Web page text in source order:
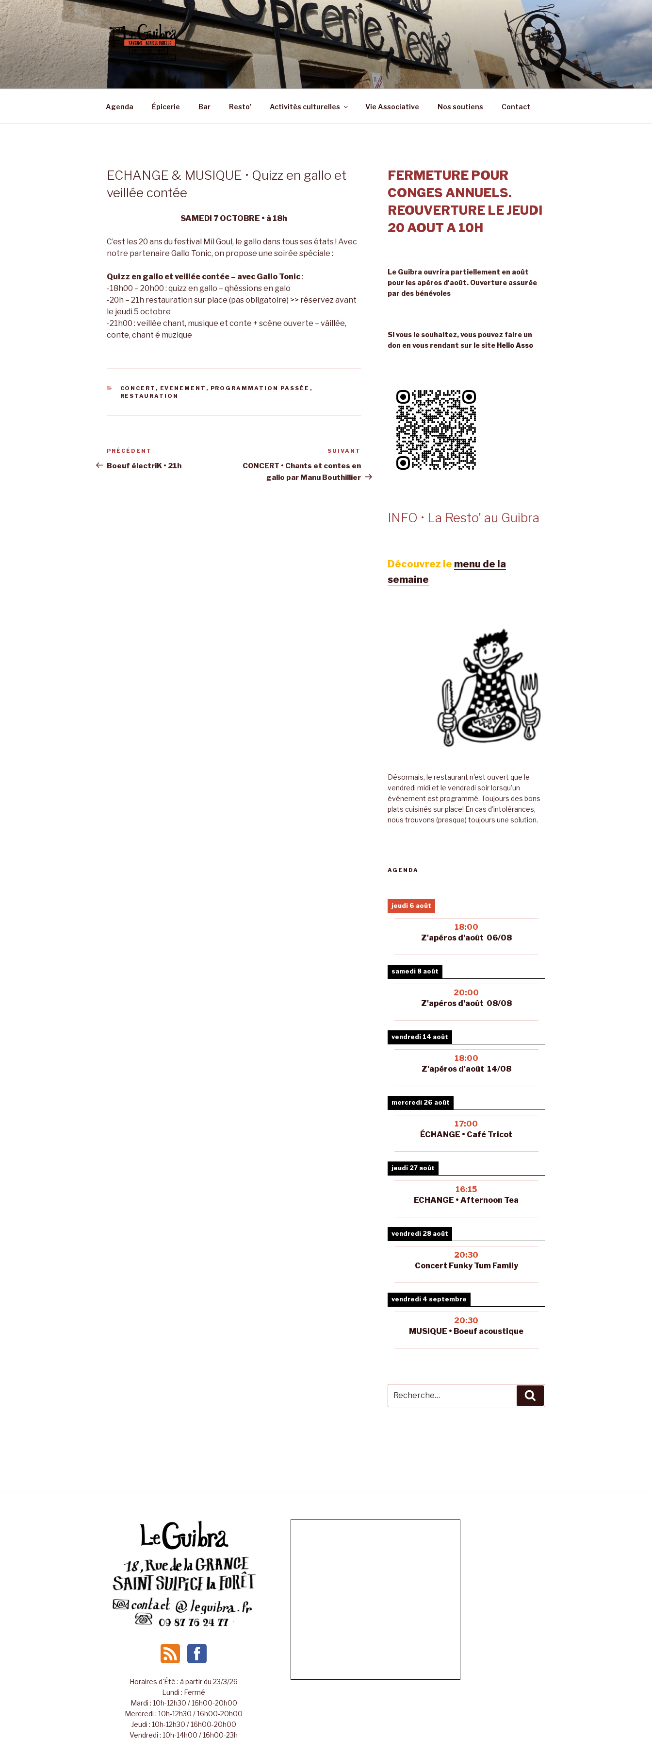
Aller
au
contenu
principal
LE GUIBRA – ST SULPICE LA FORÊT
Taverne Agriculturelle • Bar – Epicerie – Resto
Agenda Épicerie Bar Resto’ Activités culturelles Vie Associative Nos soutiens Contact
ECHANGE & MUSIQUE • Quizz en gallo et
veillée contée
SAMEDI 7 OCTOBRE • à 18h
C’est les 20 ans du festival Mil Goul, le gallo dans tous ses états ! Avec
notre partenaire Gallo Tonic, on propose une soirée spéciale :
Quizz en gallo et veillée contée – avec Gallo Tonic:
-18h00 – 20h00 : quizz en gallo – qhéssions en galo
-20h – 21h restauration sur place (pas obligatoire) >> réservez avant
le jeudi 5 octobre
-21h00 : veillée chant, musique et conte + scène ouverte – vâillée,
conte, chant é muzique
CATÉGORIES
CONCERT , EVENEMENT , PROGRAMMATION PASSÉE ,
RESTAURATION
Navigation
de
Article
précédent
PRÉCÉDENT
Boeuf électriK • 21h
suivant
SUIVANT
CONCERT • Chants et contes en
gallo par Manu Bouthillier
FERMETURE POUR
CONGES ANNUELS.
REOUVERTURE LE JEUDI
20 AOUT A 10H
Le Guibra ouvrira partiellement en août
pour les apéros d'août. Ouverture assurée
par des bénévoles
Si vous le souhaitez, vous pouvez faire un
don en vous rendant sur le site Hello Asso
INFO • La Resto' au Guibra
Découvrez le menu de la
semaine
Désormais, le restaurant n'est ouvert que le
vendredi midi et le vendredi soir lorsqu'un
événement est programmé. Toujours des bons
plats cuisinés sur place! En cas d'intolérances,
nous trouvons (presque) toujours une solution.
AGENDA
jeudi 6 août
18:00
Z'apéros d'août 06/08
samedi 8 août
20:00
Z'apéros d'août 08/08
vendredi 14 août
18:00
Z'apéros d'août 14/08
mercredi 26 août
17:00
ÉCHANGE • Café Tricot
jeudi 27 août
16:15
ECHANGE • Afternoon Tea
vendredi 28 août
20:30
Concert Funky Tum Family
vendredi 4 septembre
20:30
MUSIQUE • Boeuf acoustique
pour
:
Horaires d'Été : à partir du 23/3/26
Lundi : Fermé
Mardi : 10h-12h30 / 16h00-20h00
Mercredi : 10h-12h30 / 16h00-20h00
Jeudi : 10h-12h30 / 16h00-20h00
Vendredi : 10h-14h00 / 16h00-23h